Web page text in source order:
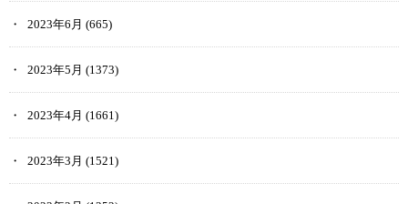
2023年6月 (665)
2023年5月 (1373)
2023年4月 (1661)
2023年3月 (1521)